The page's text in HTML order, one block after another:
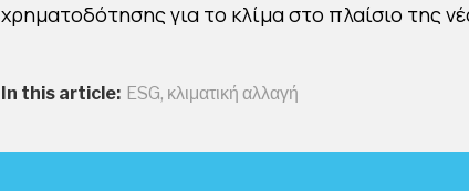
χρηματοδότησης για το κλίμα στο πλαίσιο της
In this article: ESG, κλιματική αλλαγή